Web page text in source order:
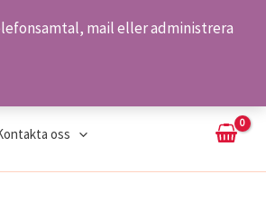
mail eller administrera
oss